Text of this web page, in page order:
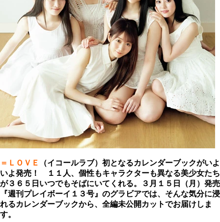
＝ＬＯＶＥ
（イコールラブ）初となるカレンダーブックがいよ
いよ発売！ １１人、個性もキャラクターも異なる美少女たち
が３６５日いつでもそばにいてくれる。３月１５日（月）発売
『週刊プレイボーイ１３号』のグラビアでは、そんな気分に浸
れるカレンダーブックから、全編未公開カットでお届けしま
す。